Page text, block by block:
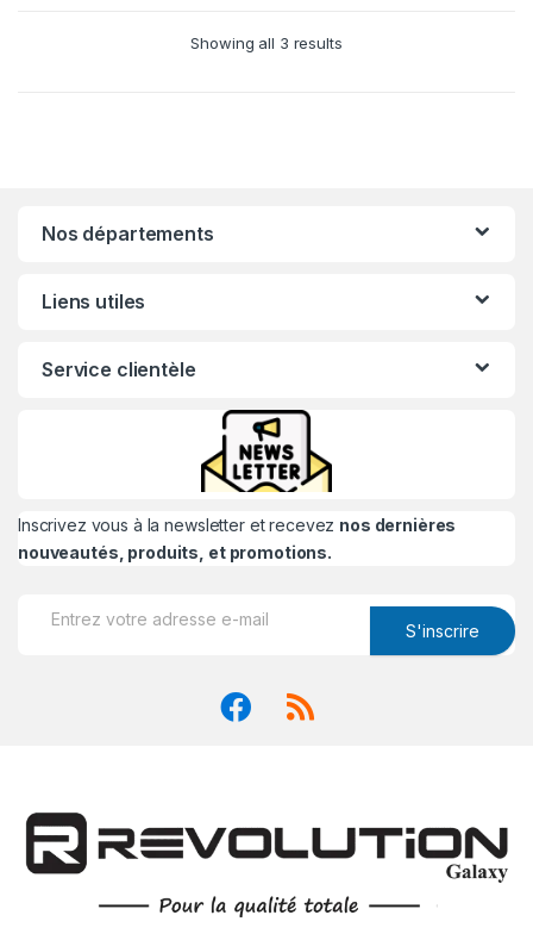
Showing all 3 results
Nos départements
Liens utiles
Service clientèle
Inscrivez vous à la newsletter et recevez nos dernières
nouveautés, produits, et promotions.
S'inscrire